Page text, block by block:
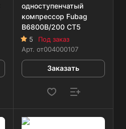
одноступенчатый
компрессор Fubag
B6800B/200 CT5
5
Под заказ
Арт. от004000107
Заказать